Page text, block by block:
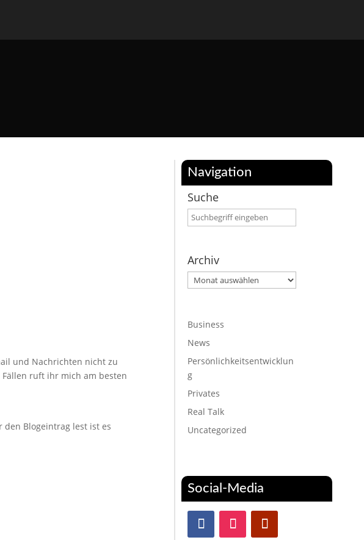
und Nachrichten nicht zu
ruft ihr mich am besten
den Blogeintrag lest ist es
Navigation
Suche
Archiv
Archiv
Business
News
Persönlichkeitsentwicklun
g
Privates
Real Talk
Uncategorized
Social-Media